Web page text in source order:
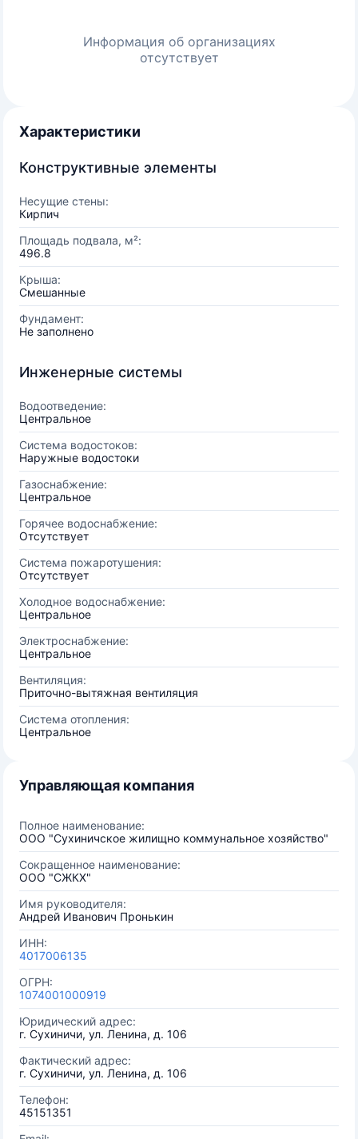
Информация об организациях
отсутствует
Характеристики
Конструктивные элементы
Несущие стены:
Кирпич
Площадь подвала, м²:
496.8
Крыша:
Смешанные
Фундамент:
Не заполнено
Инженерные системы
Водоотведение:
Центральное
Система водостоков:
Наружные водостоки
Газоснабжение:
Центральное
Горячее водоснабжение:
Отсутствует
Система пожаротушения:
Отсутствует
Холодное водоснабжение:
Центральное
Электроснабжение:
Центральное
Вентиляция:
Приточно-вытяжная вентиляция
Система отопления:
Центральное
Управляющая компания
Полное наименование:
ООО "Сухиничское жилищно коммунальное хозяйство"
Сокращенное наименование:
ООО "СЖКХ"
Имя руководителя:
Андрей Иванович Пронькин
ИНН:
4017006135
ОГРН:
1074001000919
Юридический адрес:
г. Сухиничи, ул. Ленина, д. 106
Фактический адрес:
г. Сухиничи, ул. Ленина, д. 106
Телефон:
45151351